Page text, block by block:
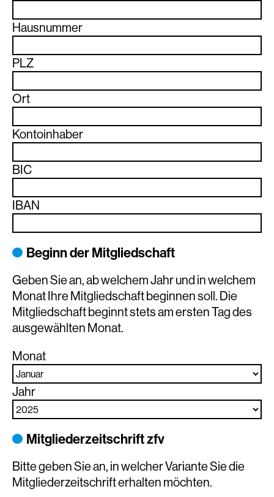
Hausnummer
PLZ
Ort
Kontoinhaber
BIC
IBAN
Beginn der Mitgliedschaft
Geben Sie an, ab welchem Jahr und in welchem
Monat Ihre Mitgliedschaft beginnen soll. Die
Mitgliedschaft beginnt stets am ersten Tag des
ausgewählten Monat.
Monat
Jahr
Mitgliederzeitschrift zfv
Bitte geben Sie an, in welcher Variante Sie die
Mitgliederzeitschrift erhalten möchten.